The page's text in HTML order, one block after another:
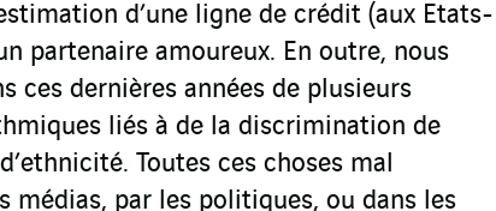
d’une ligne de crédit (aux Etats-
partenaire amoureux. En outre, nous
ces dernières années de plusieurs
liés à de la discrimination de
Toutes ces choses mal
médias, par les politiques, ou dans les